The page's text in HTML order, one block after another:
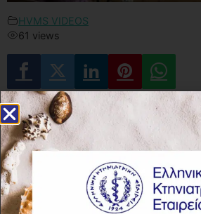
HVMS VIDEOS
61 views
You may also like